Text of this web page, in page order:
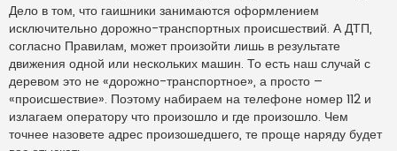
Дело в том, что гаишники занимаются оформлением
исключительно дорожно-транспортных происшествий. А ДТП,
согласно Правилам, может произойти лишь в результате
движения одной или нескольких машин. То есть наш случай с
деревом это не «дорожно-транспортное», а просто –
«происшествие». Поэтому набираем на телефоне номер 112 и
излагаем оператору что произошло и где произошло. Чем
точнее назовете адрес произошедшего, те проще наряду будет